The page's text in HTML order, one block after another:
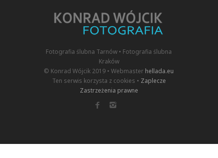
Fotografia ślubna Tarnów • Fotografia ślubna
Kraków
© Konrad Wójcik 2019 • Webmaster hellada.eu
Ten serwis korzysta z cookies • Zaplecze
Zastrzeżenia prawne